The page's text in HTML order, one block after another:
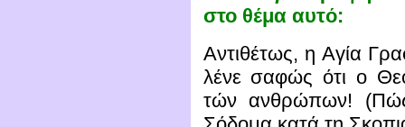
στο θέμα αυτό:
Αντιθέτως, η Αγία
λένε σαφώς ότι ο
τών ανθρώπων!